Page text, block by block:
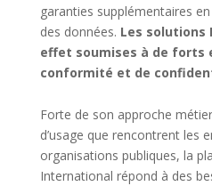
garanties supplémentaires
des données. Les solutions
effet soumises à de forts
conformité et de
Forte de son approche
d’usage que rencontrent les
organisations publiques, la
International répond à des